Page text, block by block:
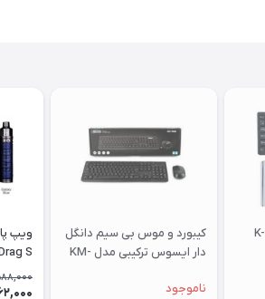
مینی کیبورد سیمی مدل K-
کیبورد و موس بی سیم دانگل
دار ایسوس ترکیبی مدل KM-
ناموجود
ویپ
S